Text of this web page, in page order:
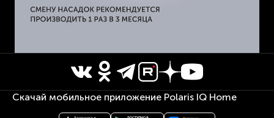
Скачай мобильное приложение Polaris IQ Home